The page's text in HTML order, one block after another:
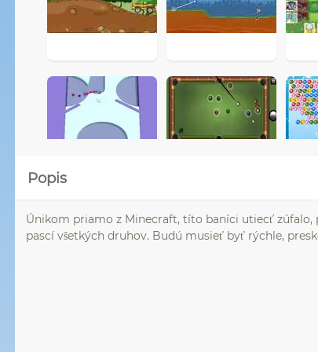
Popis
Únikom priamo z Minecraft, títo baníci utiecť
pascí všetkých druhov. Budú musieť byť rýchle,